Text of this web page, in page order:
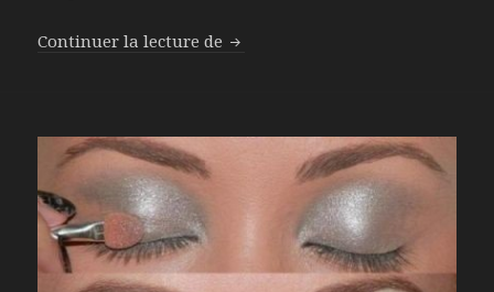
Continuer la lecture de Le maquillage des grands yeux